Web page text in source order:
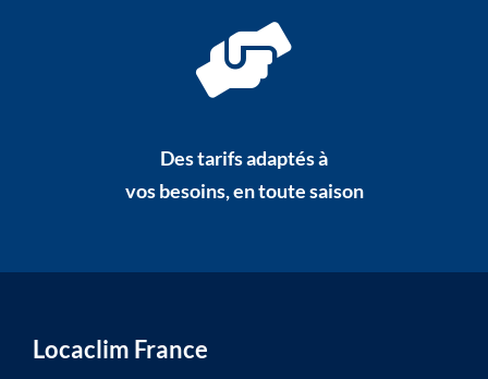
Des tarifs adaptés à
vos besoins, en toute saison
Locaclim France